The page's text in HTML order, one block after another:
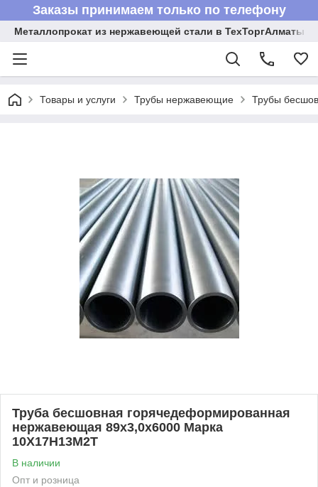
Заказы принимаем только по телефону
Металлопрокат из нержавеющей стали в ТехТоргАлматы
Товары и услуги Трубы нержавеющие Трубы
Труба бесшовная горячедеформированная
нержавеющая 89х3,0х6000 Марка
10Х17Н13М2Т
В наличии
Опт и розница